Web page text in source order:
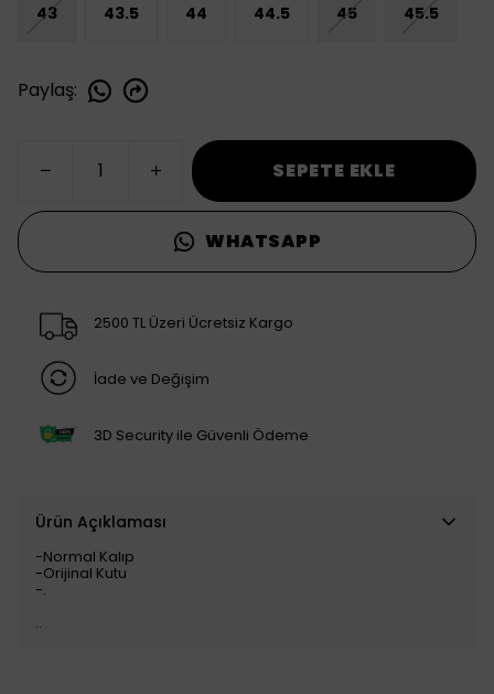
43 43.5 44 44.5 45 45.5
Paylaş:
SEPETE EKLE
WHATSAPP
2500 TL Üzeri Ücretsiz Kargo
İade ve Değişim
3D Security ile Güvenli Ödeme
Ürün Açıklaması
-Normal Kalıp
-Orijinal Kutu
-.
..